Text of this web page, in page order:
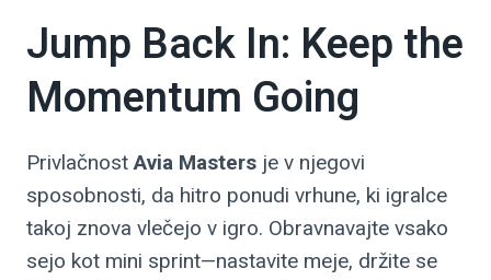
Jump Back In: Keep the
Momentum Going
PrivlačnostAvia Masters je v njegovi
sposobnosti, da hitro ponudi vrhune, ki igralce
takoj znova vlečejo v igro. Obravnavajte vsako
sejo kot mini sprint—nastavite meje, držite se